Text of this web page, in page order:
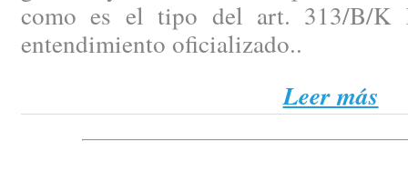
como es el tipo del art. 313/B/K
entendimiento oficializado..
Leer más